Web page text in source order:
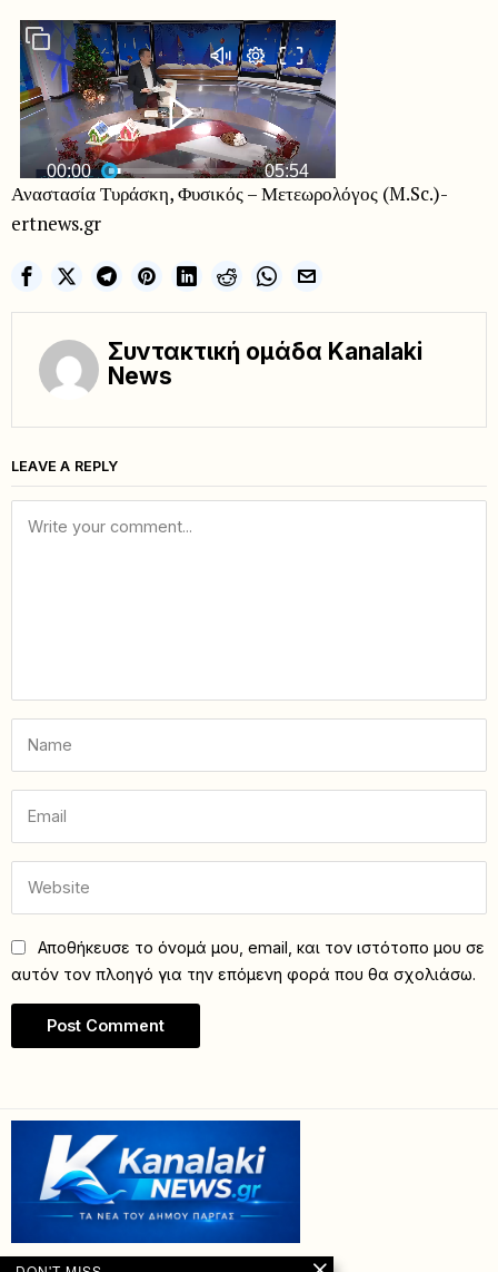
Αναστασία Τυράσκη, Φυσικός – Μετεωρολόγος (M.Sc.)-
ertnews.gr
Συντακτική ομάδα Kanalaki
News
LEAVE A REPLY
Αποθήκευσε το όνομά μου, email, και τον ιστότοπο μου σε
αυτόν τον πλοηγό για την επόμενη φορά που θα σχολιάσω.